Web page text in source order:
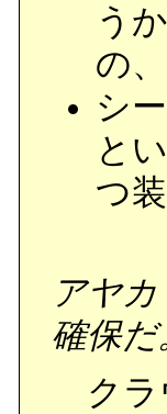
う
の
シ
と
つ
アヤ
確保
クラ